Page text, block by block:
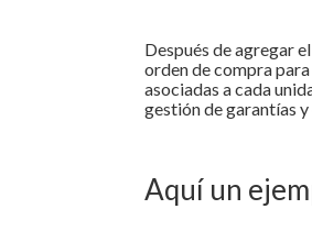
Después de agregar
orden de compra
asociadas a cada
gestión de garantías
Aquí un